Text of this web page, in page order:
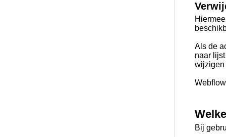
Als de
naar
wijzigen
Bij